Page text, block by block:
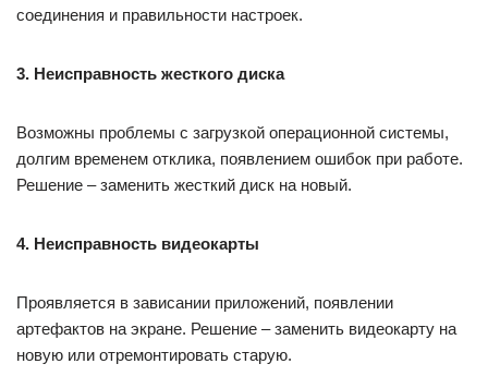
соединения и правильности настроек.
3. Неисправность жесткого диска
Возможны проблемы с загрузкой операционной системы,
долгим временем отклика, появлением ошибок при работе.
Решение – заменить жесткий диск на новый.
4. Неисправность видеокарты
Проявляется в зависании приложений, появлении
артефактов на экране. Решение – заменить видеокарту на
новую или отремонтировать старую.